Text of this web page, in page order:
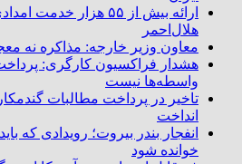
ارائه بیش از ۵۵ هزار
هلال‌احمر
معاون وزیر خارجه: مذاکره نه
هشدار فراکسیون کارگری:
واسطه‌ها نیست
تاخیر در پرداخت مطالبات
انداخت
انفجار بندر بیروت؛ رویدادی که
خوانده شود